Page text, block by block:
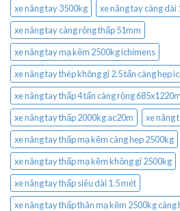
xe nâng tay 3500kg
xe nâng tay càng dài
xe nâng tay càng rộng thấp 51mm
xe nâng tay mạ kẽm 2500kg ichimens
xe nâng tay thép không gỉ 2.5 tấn càng hẹp
xe nâng tay thấp 4 tấn càng rộng
xe nâng tay thấp 2000kg ac20m
xe nâng
xe nâng tay thấp mạ kẽm càng hẹp 2500kg
xe nâng tay thấp mạ kẽm không gỉ 2500kg
xe nâng tay thấp siêu dài 1.5 mét
xe nâng tay thấp thân mạ kẽm 2500kg càng